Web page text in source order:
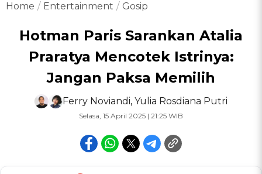
Home Entertainment Gosip
Hotman Paris Sarankan Atalia
Praratya Mencotek Istrinya:
Jangan Paksa Memilih
Ferry Noviandi, Yulia Rosdiana Putri
Selasa, 15 April 2025 | 21:25 WIB